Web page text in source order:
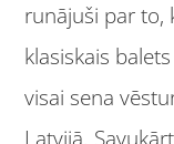
runājuši par to,
klasiskais
visai sena